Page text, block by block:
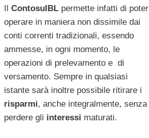
ContosuIBL permette infatti di poter
operare in maniera non dissimile dai
conti correnti tradizionali, essendo
ammesse, in ogni momento, le
operazioni di prelevamento e di
versamento. Sempre in qualsiasi
istante sarà inoltre possibile ritirare i
risparmi, anche integralmente, senza
perdere gli interessi maturati.